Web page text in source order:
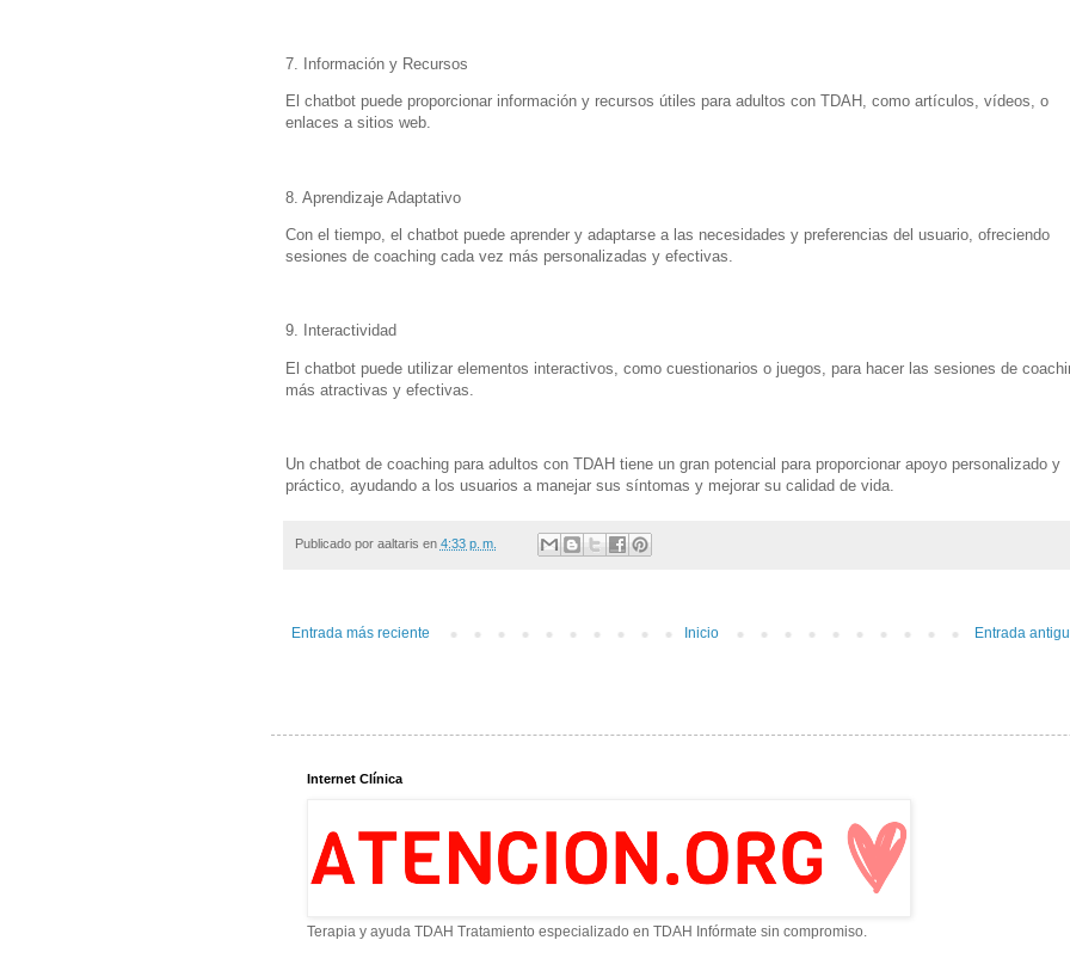
7. Información y Recursos
El chatbot puede proporcionar información y recursos útiles para adultos con TDAH, como artículos, vídeos, o
enlaces a sitios web.
8. Aprendizaje Adaptativo
Con el tiempo, el chatbot puede aprender y adaptarse a las necesidades y preferencias del usuario, ofreciendo
sesiones de coaching cada vez más personalizadas y efectivas.
9. Interactividad
El chatbot puede utilizar elementos interactivos, como cuestionarios o juegos, para hacer las sesiones de
más atractivas y efectivas.
Un chatbot de coaching para adultos con TDAH tiene un gran potencial para proporcionar apoyo personalizado y
práctico, ayudando a los usuarios a manejar sus síntomas y mejorar su calidad de vida.
Publicado por aaltaris en 4:33 p. m.
Entrada más reciente Entrada
Inicio
Internet Clínica
Terapia y ayuda TDAH Tratamiento especializado en TDAH Infórmate sin compromiso.